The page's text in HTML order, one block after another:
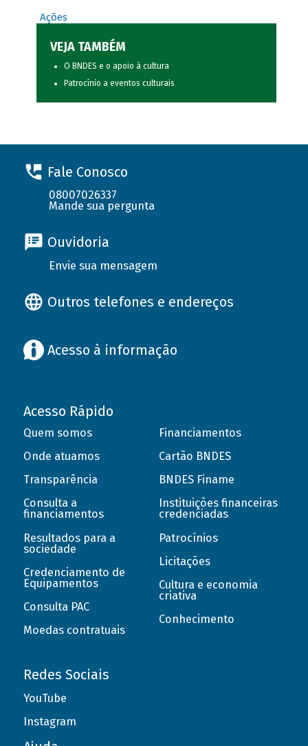
Ações
VEJA TAMBÉM
O BNDES e o apoio à cultura
Patrocínio a eventos culturais
Fale Conosco
08007026337
Mande sua pergunta
Ouvidoria
Envie sua mensagem
Outros telefones e endereços
Acesso à informação
Acesso Rápido
Quem somos
Onde atuamos
Transparência
Consulta a
financiamentos
Resultados para a
sociedade
Credenciamento de
Equipamentos
Consulta PAC
Moedas contratuais
Financiamentos
Cartão BNDES
BNDES Finame
Instituições financeiras
credenciadas
Patrocínios
Licitações
Cultura e economia
criativa
Conhecimento
Redes Sociais
YouTube
Instagram